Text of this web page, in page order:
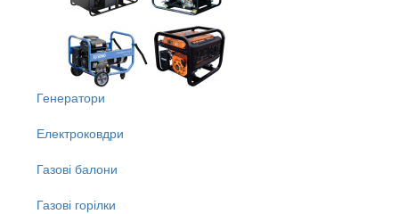
Генератори
Електроковдри
Газові балони
Газові горілки